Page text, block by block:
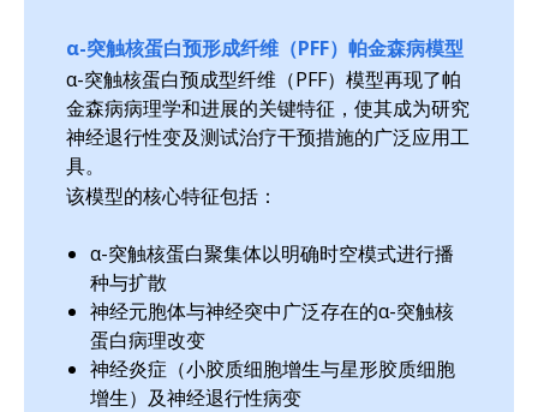
α-突触核蛋白预形成纤维（PFF）帕金森病模型
α-突触核蛋白预成型纤维（PFF）模型再现了帕
金森病病理学和进展的关键特征，使其成为研究
神经退行性变及测试治疗干预措施的广泛应用工
具。
该模型的核心特征包括：
α-突触核蛋白聚集体以明确时空模式进行播
种与扩散
神经元胞体与神经突中广泛存在的α-突触核
蛋白病理改变
神经炎症（小胶质细胞增生与星形胶质细胞
增生）及神经退行性病变